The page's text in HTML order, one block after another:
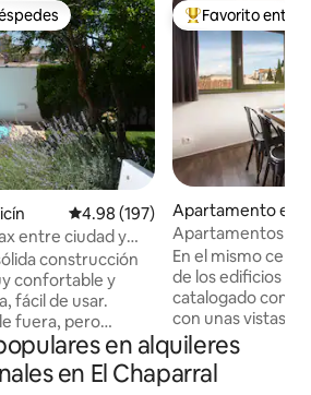
preferido
Calificación promedio: 4.98 de
4.98 (197)
entre ciudad y
construcción
confortable y
fácil de usar.
fuera, pero
europeo, piezas
otras antiguas
Pequeña cochera
Favorito entre
Favorito entre
Apartamento en
n Matías
Apartamentos
familiar
En el mismo
de los edificios
catalogado como
con unas vistas
un amplio y
poder relajarte
jornada. Gracias a la ubicación céntrica
en alquileres
en El Chaparral